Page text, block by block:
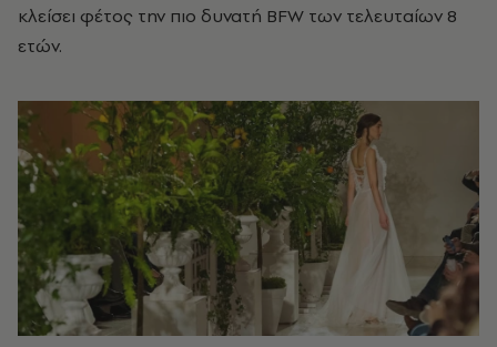
κλείσει φέτος την πιο δυνατή BFW των τελευταίων 8
ετών.